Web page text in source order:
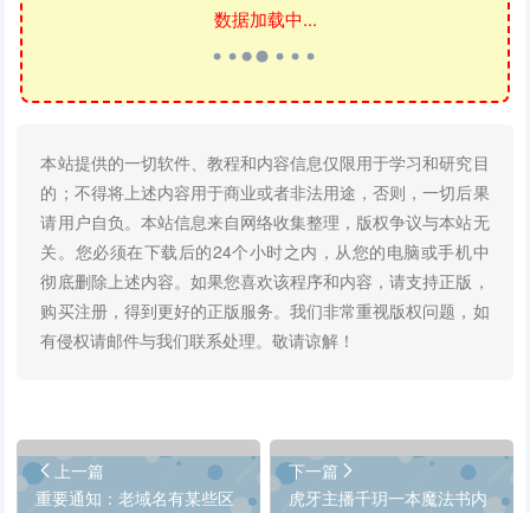
数据加载中...
本站提供的一切软件、教程和内容信息仅限用于学习和研究目
的；不得将上述内容用于商业或者非法用途，否则，一切后果
请用户自负。本站信息来自网络收集整理，版权争议与本站无
关。您必须在下载后的24个小时之内，从您的电脑或手机中
彻底删除上述内容。如果您喜欢该程序和内容，请支持正版，
购买注册，得到更好的正版服务。我们非常重视版权问题，如
有侵权请邮件与我们联系处理。敬请谅解！
上一篇
重要通知：老域名有某些区
下一篇
虎牙主播千玥一本魔法书内